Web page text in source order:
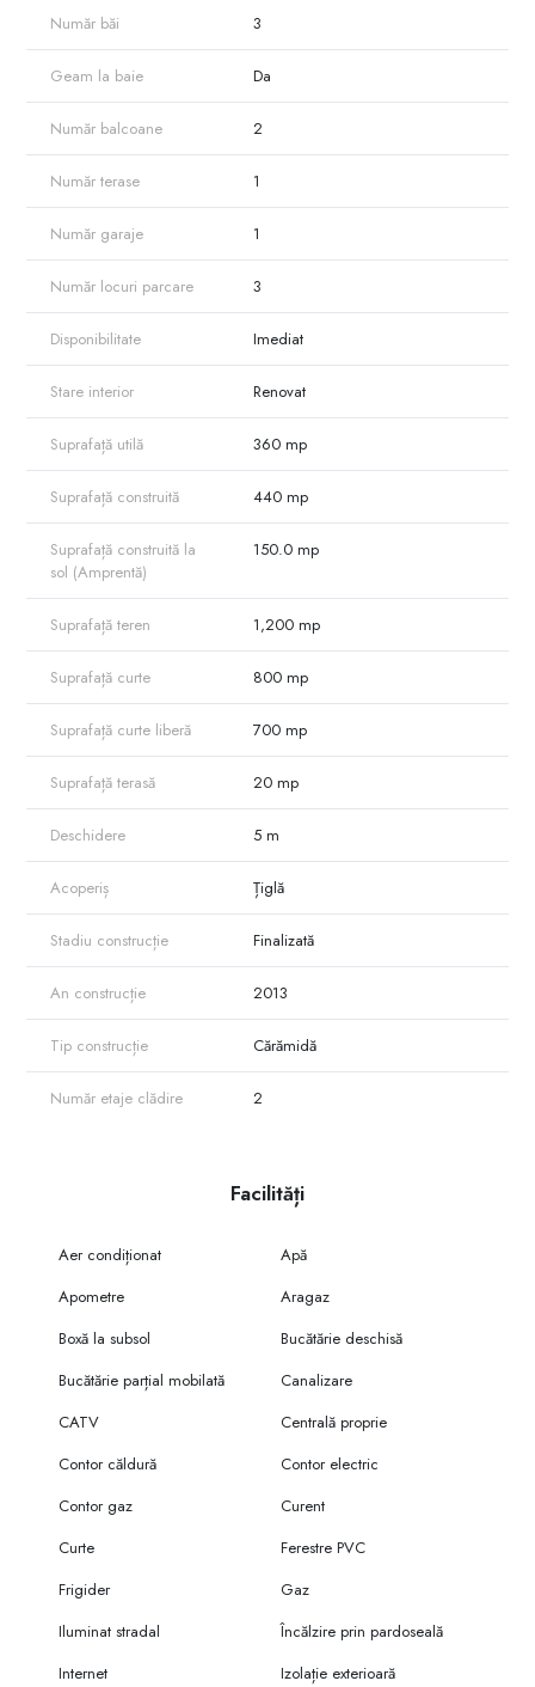
Număr băi 3
Geam la baie Da
Număr balcoane 2
Număr terase 1
Număr garaje 1
Număr locuri parcare 3
Disponibilitate Imediat
Stare interior Renovat
Suprafață utilă 360 mp
Suprafață construită 440 mp
Suprafață construită la
sol (Amprentă)
150.0 mp
Suprafață teren 1,200 mp
Suprafață curte 800 mp
Suprafață curte liberă 700 mp
Suprafață terasă 20 mp
Deschidere 5 m
Acoperiș Țiglă
Stadiu construcție Finalizată
An construcție 2013
Tip construcție Cărămidă
Număr etaje clădire 2
Facilități
Aer condiționat
Apă
Apometre
Aragaz
Boxă la subsol
Bucătărie deschisă
Bucătărie parțial mobilată
Canalizare
CATV
Centrală proprie
Contor căldură
Contor electric
Contor gaz
Curent
Curte
Ferestre PVC
Frigider
Gaz
Iluminat stradal
Încălzire prin pardoseală
Internet
Izolație exterioară